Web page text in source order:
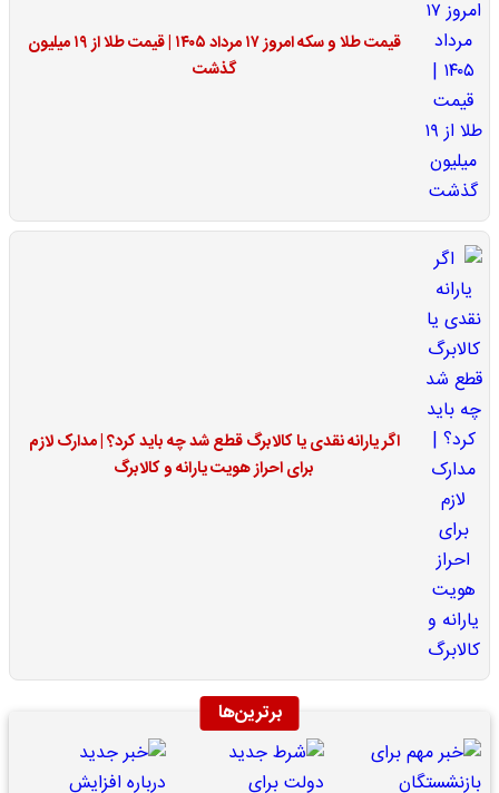
قیمت طلا و سکه امروز ۱۷ مرداد ۱۴۰۵ | قیمت طلا از ۱۹ میلیون
گذشت
اگر یارانه نقدی یا کالابرگ قطع شد چه باید کرد؟ | مدارک لازم
برای احراز هویت یارانه و کالابرگ
برترین‌ها